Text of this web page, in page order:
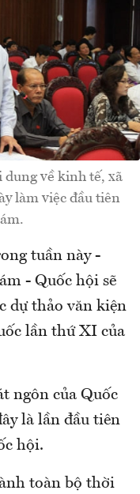
về kinh tế, xã
làm việc đầu tiên
tuần này -
- Quốc hội sẽ
dự thảo văn kiện
lần thứ XI của
ngôn của Quốc
là lần đầu tiên
hội.
toàn bộ thời